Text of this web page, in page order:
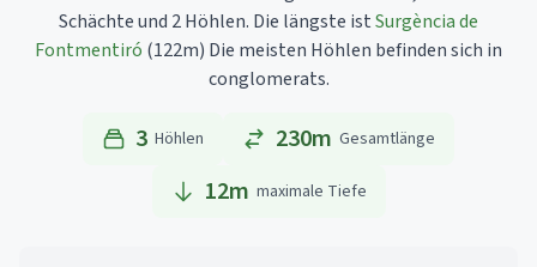
Schächte und 2 Höhlen. Die längste istSurgència de
Fontmentiró (122m) Die meisten Höhlen befinden sich in
conglomerats.
3 Höhlen 230m Gesamtlänge
12m maximale Tiefe